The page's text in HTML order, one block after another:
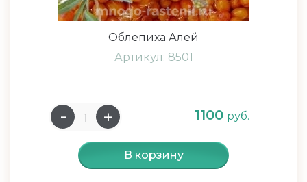
Облепиха Алей
Артикул: 8501
1100 руб.
В корзину